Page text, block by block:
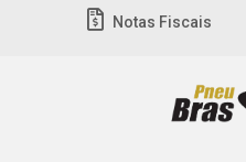
Notas Fiscais